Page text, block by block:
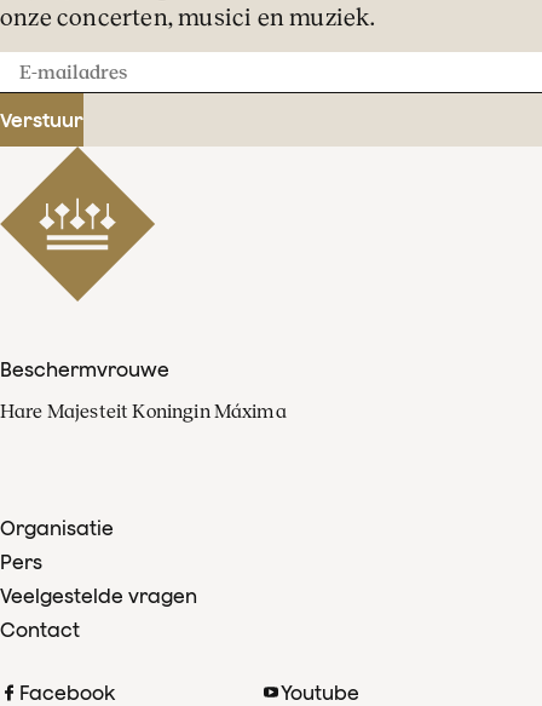
onze concerten, musici en muziek.
E-
mailadres
Verstuur
Beschermvrouwe
Hare Majesteit Koningin Máxima
Organisatie
Pers
Veelgestelde vragen
Contact
Facebook Youtube